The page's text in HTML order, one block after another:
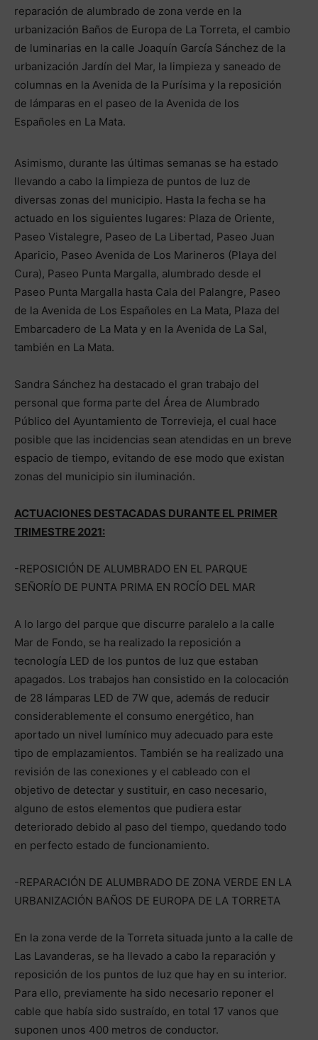
reparación de alumbrado de zona verde en la
urbanización Baños de Europa de La Torreta, el cambio
de luminarias en la calle Joaquín García Sánchez de la
urbanización Jardín del Mar, la limpieza y saneado de
columnas en la Avenida de la Purísima y la reposición
de lámparas en el paseo de la Avenida de los
Españoles en La Mata.
Asimismo, durante las últimas semanas se ha estado
llevando a cabo la limpieza de puntos de luz de
diversas zonas del municipio. Hasta la fecha se ha
actuado en los siguientes lugares: Plaza de Oriente,
Paseo Vistalegre, Paseo de La Libertad, Paseo Juan
Aparicio, Paseo Avenida de Los Marineros (Playa del
Cura), Paseo Punta Margalla, alumbrado desde el
Paseo Punta Margalla hasta Cala del Palangre, Paseo
de la Avenida de Los Españoles en La Mata, Plaza del
Embarcadero de La Mata y en la Avenida de La Sal,
también en La Mata.
Sandra Sánchez ha destacado el gran trabajo del
personal que forma parte del Área de Alumbrado
Público del Ayuntamiento de Torrevieja, el cual hace
posible que las incidencias sean atendidas en un breve
espacio de tiempo, evitando de ese modo que existan
zonas del municipio sin iluminación.
ACTUACIONES DESTACADAS DURANTE EL PRIMER
TRIMESTRE 2021:
-REPOSICIÓN DE ALUMBRADO EN EL PARQUE
SEÑORÍO DE PUNTA PRIMA EN ROCÍO DEL MAR
A lo largo del parque que discurre paralelo a la calle
Mar de Fondo, se ha realizado la reposición a
tecnología LED de los puntos de luz que estaban
apagados. Los trabajos han consistido en la colocación
de 28 lámparas LED de 7W que, además de reducir
considerablemente el consumo energético, han
aportado un nivel lumínico muy adecuado para este
tipo de emplazamientos. También se ha realizado una
revisión de las conexiones y el cableado con el
objetivo de detectar y sustituir, en caso necesario,
alguno de estos elementos que pudiera estar
deteriorado debido al paso del tiempo, quedando todo
en perfecto estado de funcionamiento.
-REPARACIÓN DE ALUMBRADO DE ZONA VERDE EN LA
URBANIZACIÓN BAÑOS DE EUROPA DE LA TORRETA
En la zona verde de la Torreta situada junto a la calle de
Las Lavanderas, se ha llevado a cabo la reparación y
reposición de los puntos de luz que hay en su interior.
Para ello, previamente ha sido necesario reponer el
cable que había sido sustraído, en total 17 vanos que
suponen unos 400 metros de conductor.